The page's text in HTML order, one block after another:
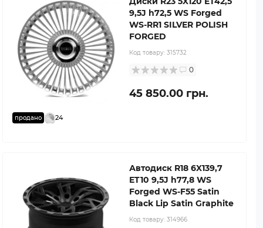
продано 24
9,5J h72,5 WS Forged
WS-RR1 SILVER POLISH
FORGED
Код товару: 315732
0
45 850.00 грн.
Автодиск R18 6X139,7
ET10 9,5J h77,8 WS
Forged WS-F55 Satin
Black Lip Satin Graphite
Код товару: 314966